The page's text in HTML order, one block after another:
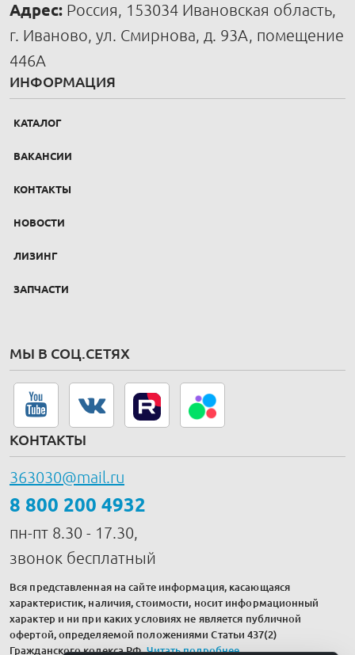
Адрес: Россия, 153034 Ивановская область,
г. Иваново, ул. Смирнова, д. 93А, помещение
446А
ИНФОРМАЦИЯ
КАТАЛОГ
ВАКАНСИИ
КОНТАКТЫ
НОВОСТИ
ЛИЗИНГ
ЗАПЧАСТИ
МЫ В СОЦ.СЕТЯХ
КОНТАКТЫ
363030@mail.ru
8 800 200 4932
пн-пт 8.30 - 17.30,
звонок бесплатный
Вся представленная на сайте информация, касающаяся
характеристик, наличия, стоимости, носит информационный
характер и ни при каких условиях не является публичной
офертой, определяемой положениями Статьи 437(2)
Гражданского кодекса РФ.Читать подробнее.